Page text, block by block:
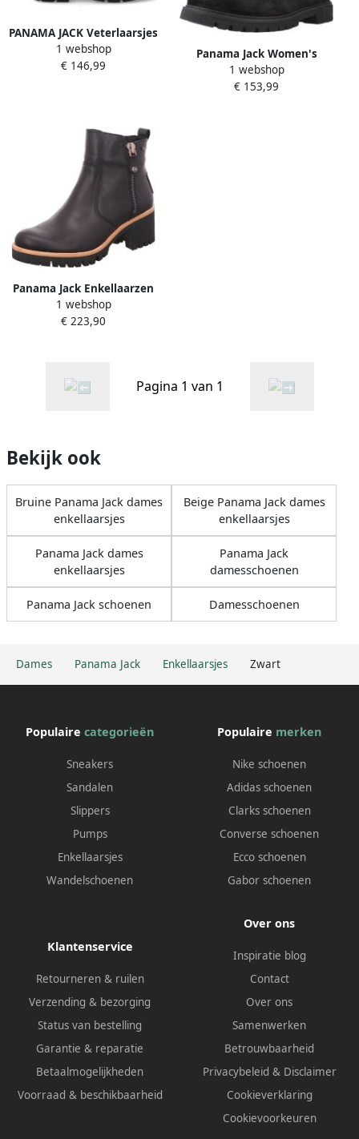
Dames Panama Jack Enkellaarsjes Zwart
PANAMA JACK Veterlaarsjes
'Clementine' zwart
1 webshop
€ 146,99
Panama Jack Women's
Francesca B9 Hoge
schoenen zwart
1 webshop
€ 153,99
Panama Jack Enkellaarzen
1 webshop
€ 223,90
Pagina 1 van 1
Bekijk ook
Bruine Panama Jack dames
enkellaarsjes
Beige Panama Jack dames
enkellaarsjes
Panama Jack dames
enkellaarsjes
Panama Jack
damesschoenen
Panama Jack schoenen Damesschoenen
Populaire categorieën
Sneakers
Sandalen
Slippers
Pumps
Enkellaarsjes
Wandelschoenen
Populaire merken
Nike schoenen
Adidas schoenen
Clarks schoenen
Converse schoenen
Ecco schoenen
Gabor schoenen
Klantenservice
Retourneren & ruilen
Verzending & bezorging
Status van bestelling
Garantie & reparatie
Betaalmogelijkheden
Voorraad & beschikbaarheid
Over ons
Inspiratie blog
Contact
Over ons
Samenwerken
Betrouwbaarheid
Privacybeleid & Disclaimer
Cookieverklaring
Cookievoorkeuren